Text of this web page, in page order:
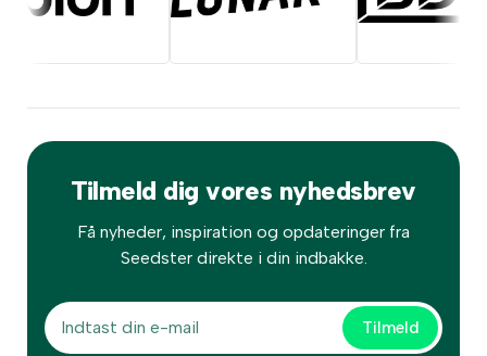
Tilmeld dig vores nyhedsbrev
Få nyheder, inspiration og opdateringer fra
Seedster direkte i din indbakke.